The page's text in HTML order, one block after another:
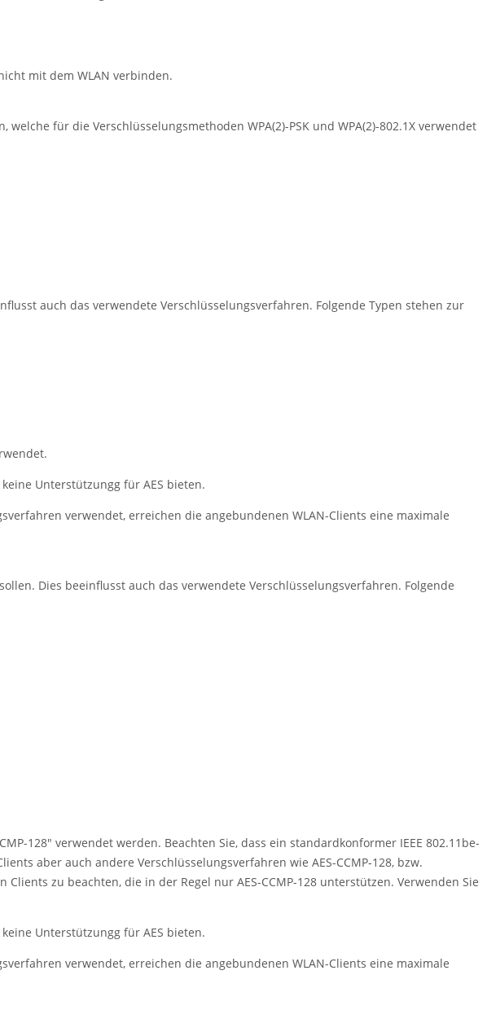
mit dem WLAN verbinden.
für die Verschlüsselungsmethoden WPA(2)-PSK und WPA(2)-802.1X verwendet
auch das verwendete Verschlüsselungsverfahren. Folgende Typen stehen zur
Unterstützungg für AES bieten.
verwendet, erreichen die angebundenen WLAN-Clients eine maximale
Dies beeinflusst auch das verwendete Verschlüsselungsverfahren. Folgende
128" verwendet werden. Beachten Sie, dass ein standardkonformer IEEE 802.11be-
aber auch andere Verschlüsselungsverfahren wie AES-CCMP-128, bzw.
zu beachten, die in der Regel nur AES-CCMP-128 unterstützen. Verwenden Sie
Unterstützungg für AES bieten.
verwendet, erreichen die angebundenen WLAN-Clients eine maximale